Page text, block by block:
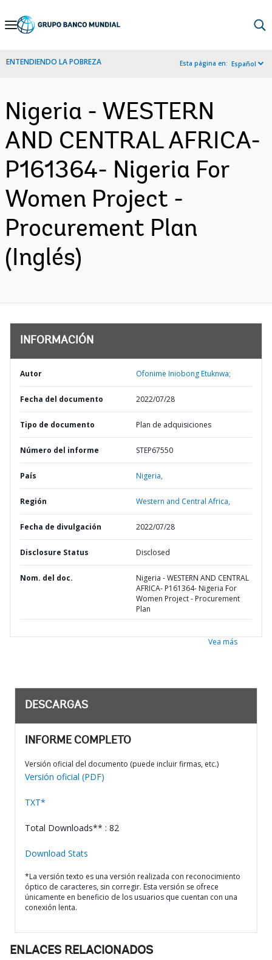
Skip
Navigation
ENTENDIENDO LA POBREZA Esta página en: Español
Nigeria - WESTERN
AND CENTRAL AFRICA-
P161364- Nigeria For
Women Project -
Procurement Plan
(Inglés)
INFORMACIÓN
Autor Ofonime Iniobong Etuknwa;
Fecha del documento 2022/07/28
Tipo de documento Plan de adquisiciones
Número del informe STEP67550
País Nigeria,
Región Western and Central Africa,
Fecha de divulgación 2022/07/28
Disclosure Status Disclosed
Nom. del doc.
Nigeria - WESTERN AND CENTRAL
AFRICA- P161364- Nigeria For
Women Project - Procurement
Plan
Vea más
DESCARGAS
INFORME COMPLETO
Versión oficial del documento (puede incluir firmas, etc.)
Versión oficial (PDF)
TXT*
Total Downloads** : 82
Download Stats
*La versión texto es una versión realizada con reconocimiento
óptico de caracteres, sin corregir. Esta versión se ofrece
únicamente en beneficio de los usuarios que cuentan con una
conexión lenta.
ENLACES RELACIONADOS